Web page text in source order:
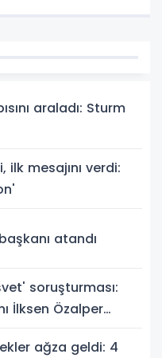
araladı: Sturm
ilk mesajını verdi:
atandı
soruşturması:
İlksen Özalper
ağza geldi: 4